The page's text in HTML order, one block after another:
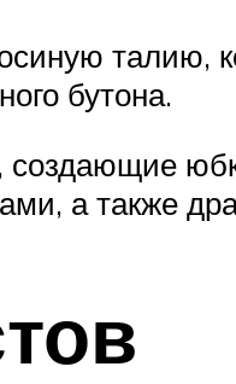
талию,
бутона.
а также